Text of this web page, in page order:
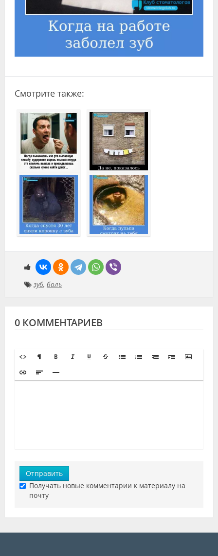
Лаборатории
Смотрите также:
зуб, боль
0 КОММЕНТАРИЕВ
Отправить
Получать новые комментарии к материалу на
почту